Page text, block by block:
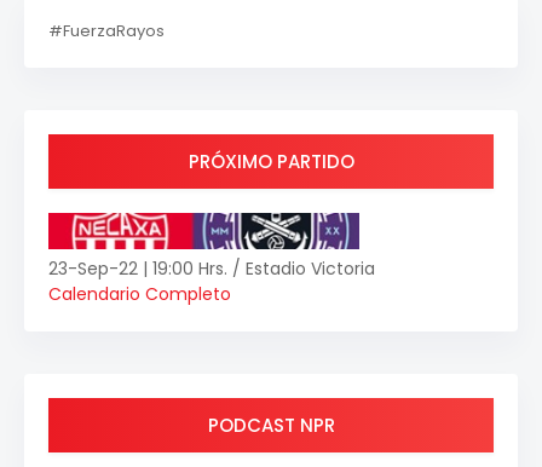
#FuerzaRayos
PRÓXIMO PARTIDO
23-Sep-22 | 19:00 Hrs. / Estadio Victoria
Calendario Completo
PODCAST NPR